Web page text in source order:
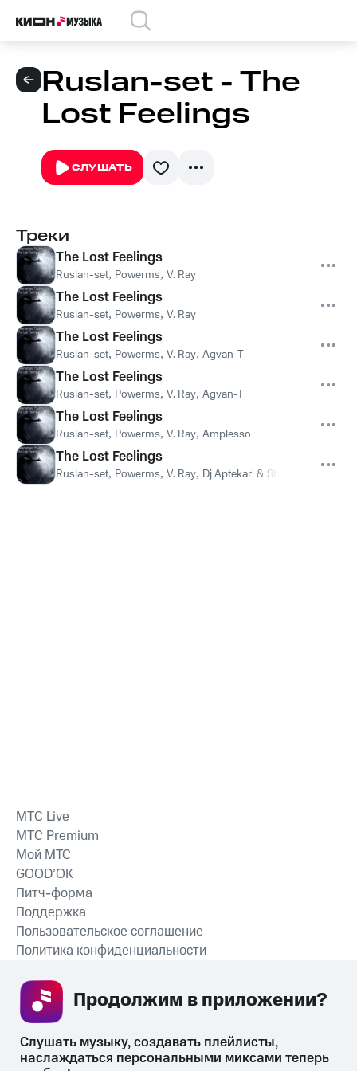
Ruslan-set - The
Lost Feelings
СЛУШАТЬ
Треки
The Lost Feelings
Ruslan-set, Powerms, V. Ray
The Lost Feelings
Ruslan-set, Powerms, V. Ray
The Lost Feelings
Ruslan-set, Powerms, V. Ray, Agvan-T
The Lost Feelings
Ruslan-set, Powerms, V. Ray, Agvan-T
The Lost Feelings
Ruslan-set, Powerms, V. Ray, Amplesso
The Lost Feelings
Ruslan-set, Powerms, V. Ray, Dj Aptekar' & Steve Night
СКАЧАТЬ ПРИЛОЖЕНИЕ
MTС Live
MTС Premium
Мой МТС
GOOD’OK
Питч-форма
Поддержка
Пользовательское соглашение
Политика конфиденциальности
Слушать музыку, создавать плейлисты,
наслаждаться персональными миксами теперь